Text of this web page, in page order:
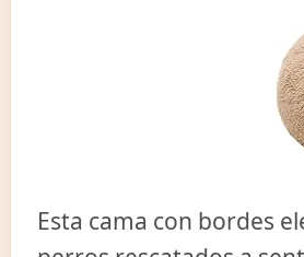
Esta cama con bordes